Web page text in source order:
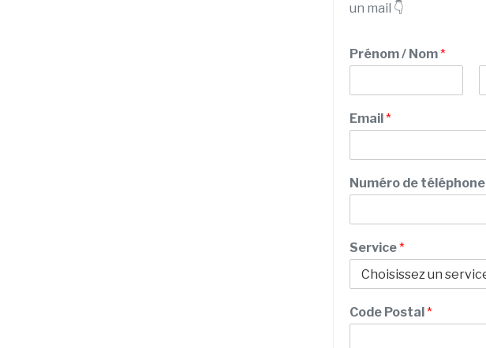
un mail 👇
Prénom / Nom*
r
é
m
P
r
n
m
e
m
Email*
Numéro de téléphone
Service*
Code Postal*